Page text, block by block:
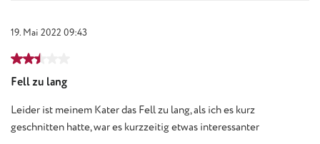
19. Mai 2022 09:43
Bewertung mit 2.5 von 5 Sternen
Fell zu lang
Leider ist meinem Kater das Fell zu lang, als ich es kurz
geschnitten hatte, war es kurzzeitig etwas interessanter